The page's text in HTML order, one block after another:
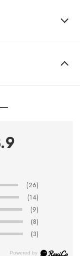
(26)
(14)
(9)
(8)
(3)